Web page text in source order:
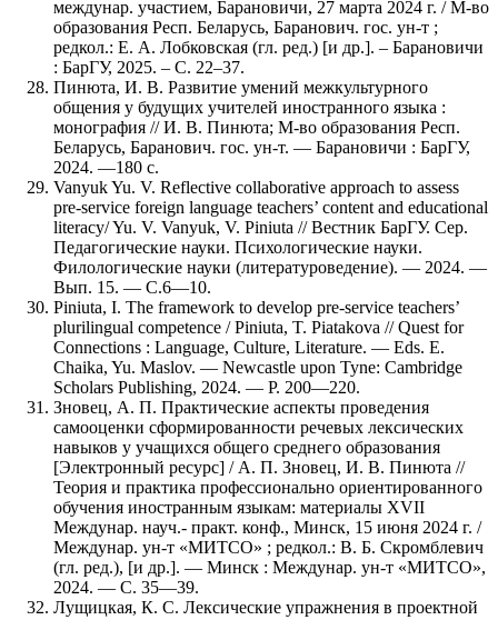
междунар. участием, Барановичи, 27 марта 2024 г. / М-во
образования Респ. Беларусь, Баранович. гос. ун-т ;
редкол.: Е. А. Лобковская (гл. ред.) [и др.]. – Барановичи
: БарГУ, 2025. – С. 22–37.
Пинюта, И. В. Развитие умений межкультурного
общения у будущих учителей иностранного языка :
монография // И. В. Пинюта; М-во образования Респ.
Беларусь, Баранович. гос. ун-т. — Барановичи : БарГУ,
2024. —180 с.
Vanyuk Yu. V. Reflective collaborative approach to assess
pre-service foreign language teachers’ content and educational
literacy/ Yu. V. Vanyuk, V. Piniuta // Вестник БарГУ. Сер.
Педагогические науки. Психологические науки.
Филологические науки (литературоведение). — 2024. —
Вып. 15. — С.6—10.
Piniuta, I. The framework to develop pre-service teachers’
plurilingual competence / Piniuta, T. Piatakova // Quest for
Connections : Language, Culture, Literature. — Eds. E.
Chaika, Yu. Maslov. — Newcastle upon Tyne: Cambridge
Scholars Publishing, 2024. — P. 200—220.
Зновец, А. П. Практические аспекты проведения
самооценки сформированности речевых лексических
навыков у учащихся общего среднего образования
[Электронный ресурс] / А. П. Зновец, И. В. Пинюта //
Теория и практика профессионально ориентированного
обучения иностранным языкам: материалы XVII
Междунар. науч.- практ. конф., Минск, 15 июня 2024 г. /
Междунар. ун-т «МИТСО» ; редкол.: В. Б. Скромблевич
(гл. ред.), [и др.]. — Минск : Междунар. ун-т «МИТСО»,
2024. — С. 35—39.
Лущицкая, К. С. Лексические упражнения в проектной